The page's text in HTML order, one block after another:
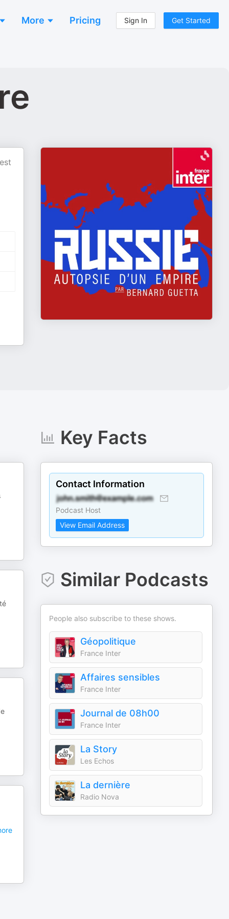
More Pricing Sign In Get Started
Key Facts
Contact Information
Podcast Host
View Email Address
Similar Podcasts
People also subscribe to these shows.
Géopolitique
France Inter
Affaires sensibles
France Inter
Journal de 08h00
France Inter
La Story
Les Echos
La dernière
Radio Nova